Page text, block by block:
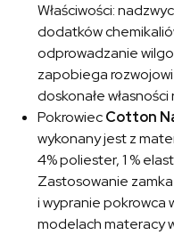
Właściwości:
dodatków
odprowadzanie
zapobiega
doskonałe
PokrowiecCotton
wykonany jest z
4% poliester, 1 %
Zastosowanie
i wypranie pokrowca
modelach materacy